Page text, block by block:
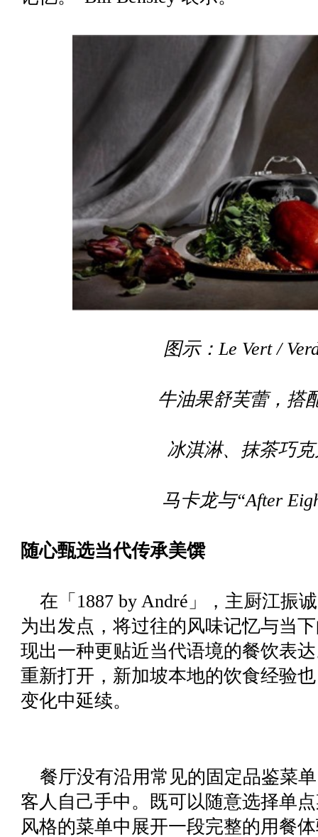
图示：Le Vert /
牛油果舒芙蕾，搭
冰淇淋、抹茶巧
马卡龙与“After
随心甄选当代传承美馔
在「1887 by André」，主厨江振
为出发点，将过往的风味记忆与当
现出一种更贴近当代语境的餐饮表
重新打开，新加坡本地的饮食经验
变化中延续。
餐厅没有沿用常见的固定品鉴菜
客人自己手中。既可以随意选择单
风格的菜单中展开一段完整的用餐